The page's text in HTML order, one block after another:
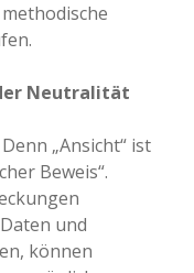
Neutralität
„Ansicht“ ist
Beweis“.
und
können